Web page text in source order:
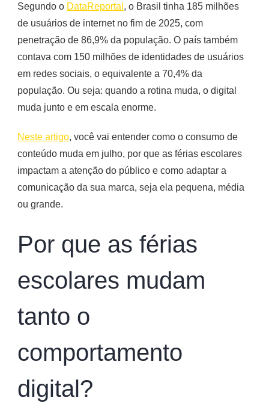
Segundo o DataReportal , o Brasil tinha 185 milhões
de usuários de internet no fim de 2025, com
penetração de 86,9% da população. O país também
contava com 150 milhões de identidades de usuários
em redes sociais, o equivalente a 70,4% da
população. Ou seja: quando a rotina muda, o digital
muda junto e em escala enorme.
Neste artigo, você vai entender como o consumo de
conteúdo muda em julho, por que as férias escolares
impactam a atenção do público e como adaptar a
comunicação da sua marca, seja ela pequena, média
ou grande.
Por que as férias
escolares mudam
tanto o
comportamento
digital?